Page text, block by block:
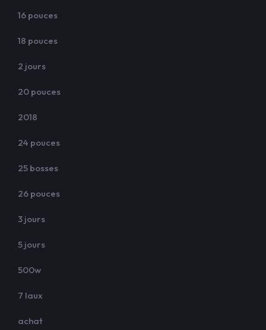
16 pouces
18 pouces
2 jours
20 pouces
2018
24 pouces
25 bosses
26 pouces
3 jours
5 jours
500w
7 laux
achat